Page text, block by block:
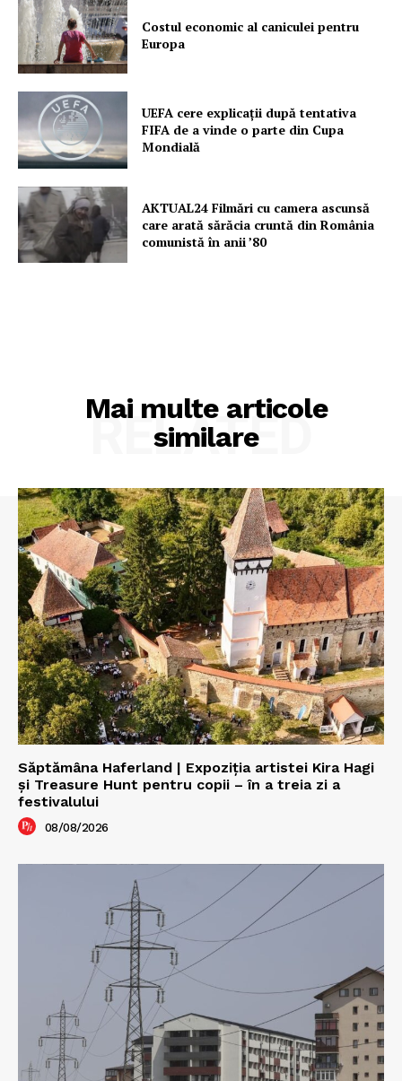
Costul economic al caniculei pentru
Europa
UEFA cere explicații după tentativa
FIFA de a vinde o parte din Cupa
Mondială
AKTUAL24 Filmări cu camera ascunsă
care arată sărăcia cruntă din România
comunistă în anii ’80
Mai multe articole
similare
RELATED
Săptămâna Haferland | Expoziţia artistei Kira Hagi
şi Treasure Hunt pentru copii – în a treia zi a
festivalului
08/08/2026